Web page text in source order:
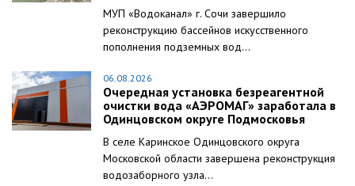
МУП «Водоканал» г. Сочи завершило
реконструкцию бассейнов искусственного
пополнения подземных вод...
06.08.2026
Очередная установка безреагентной
очистки вода «АЭРОМАГ» заработала в
Одинцовском округе Подмосковья
В селе Каринское Одинцовского округа
Московской области завершена реконструкция
водозаборного узла...